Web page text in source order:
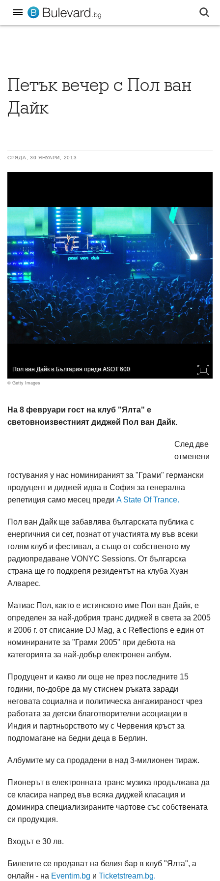
Петък вечер с Пол ван
Дайк
СРЯДА, 30 ЯНУАРИ, 2013
Пол ван Дайк в България преди ASOT 600
© Getty Images
На 8 февруари гост на клуб "Ялта" е
световноизвестният диджей Пол ван Дайк.
След две
отменени
гостувания у нас номинираният за "Грами" германски
продуцент и диджей идва в София за генерална
репетиция само месец преди A State Of Trance.
Пол ван Дайк ще забавлява българската публика с
енергичния си сет, познат от участията му във всеки
голям клуб и фестивал, а също от собственото му
радиопредаване VONYC Sessions. От българска
страна ще го подкрепя резидентът на клуба Хуан
Алварес.
Матиас Пол, както е истинското име Пол ван Дайк, е
определен за най-добрия транс диджей в света за 2005
и 2006 г. от списание DJ Mag, а с Reflections е един от
номинираните за "Грами 2005" при дебюта на
категорията за най-добър електронен албум.
Продуцент и какво ли още не през последните 15
години, по-добре да му стиснем ръката заради
неговата социална и политическа ангажираност чрез
работата за детски благотворителни асоциации в
Индия и партньорството му с Червения кръст за
подпомагане на бедни деца в Берлин.
Албумите му са продадени в над 3-милионен тираж.
Пионерът в електронната транс музика продължава да
се класира напред във всяка диджей класация и
доминира специализираните чартове със собствената
си продукция.
Входът е 30 лв.
Билетите се продават на белия бар в клуб "Ялта", а
онлайн - на Eventim.bg и Ticketstream.bg.